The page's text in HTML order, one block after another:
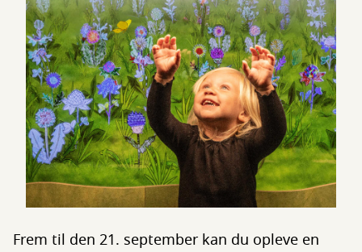
Frem til den 21. september kan du opleve en